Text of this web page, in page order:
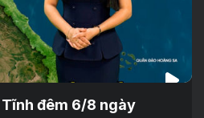
đêm 6/8 ngày